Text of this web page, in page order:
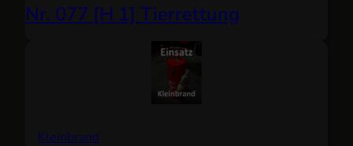
Nr. 077 [H 1] Tierrettung
Kleinbrand